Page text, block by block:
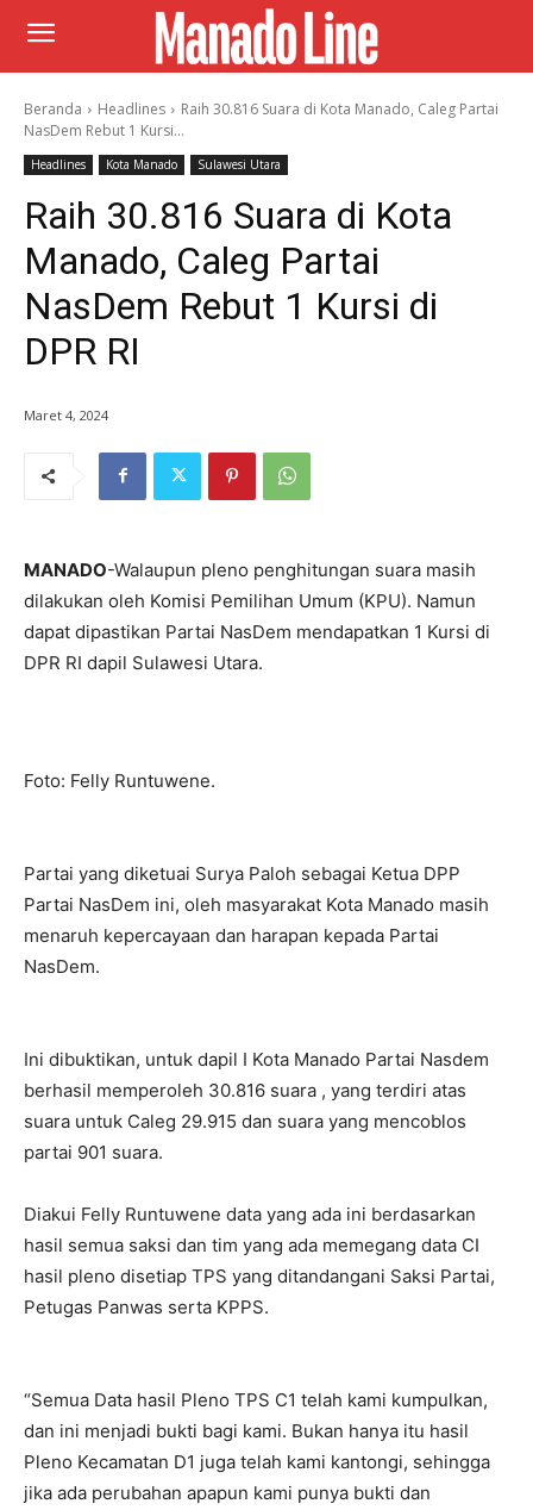
Beranda Headlines
Raih 30.816 Suara di Kota Manado, Caleg Partai
NasDem Rebut 1 Kursi...
Headlines Kota Manado Sulawesi Utara
Raih 30.816 Suara di Kota
Manado, Caleg Partai
NasDem Rebut 1 Kursi di
DPR RI
Maret 4, 2024
MANADO-Walaupun pleno penghitungan suara masih
dilakukan oleh Komisi Pemilihan Umum (KPU). Namun
dapat dipastikan Partai NasDem mendapatkan 1 Kursi di
DPR RI dapil Sulawesi Utara.
Foto: Felly Runtuwene.
Partai yang diketuai Surya Paloh sebagai Ketua DPP
Partai NasDem ini, oleh masyarakat Kota Manado masih
menaruh kepercayaan dan harapan kepada Partai
NasDem.
Ini dibuktikan, untuk dapil I Kota Manado Partai Nasdem
berhasil memperoleh 30.816 suara , yang terdiri atas
suara untuk Caleg 29.915 dan suara yang mencoblos
partai 901 suara.
Diakui Felly Runtuwene data yang ada ini berdasarkan
hasil semua saksi dan tim yang ada memegang data CI
hasil pleno disetiap TPS yang ditandangani Saksi Partai,
Petugas Panwas serta KPPS.
“Semua Data hasil Pleno TPS C1 telah kami kumpulkan,
dan ini menjadi bukti bagi kami. Bukan hanya itu hasil
Pleno Kecamatan D1 juga telah kami kantongi, sehingga
jika ada perubahan apapun kami punya bukti dan